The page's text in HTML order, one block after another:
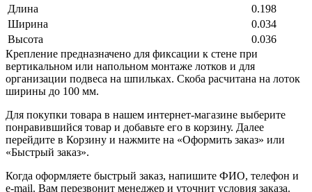
Длина
0.198
Ширина
0.034
Высота
0.036
Крепление предназначено для фиксации к стене при
вертикальном или напольном монтаже лотков и для
организации подвеса на шпильках. Скоба расчитана на лоток
ширины до 100 мм.
Для покупки товара в нашем интернет-магазине выберите
понравившийся товар и добавьте его в корзину. Далее
перейдите в Корзину и нажмите на «Оформить заказ» или
«Быстрый заказ».
Когда оформляете быстрый заказ, напишите ФИО, телефон и
e-mail. Вам перезвонит менеджер и уточнит условия заказа.